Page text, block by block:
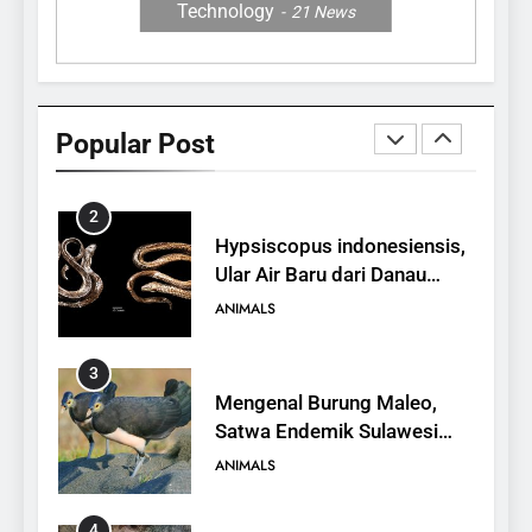
Technology 21 News
Popular Post
1
Antelope, Si Antelop
2
Hypsiscopus indonesiensis,
Ular Air Baru dari Danau
Towuti
ANIMALS
3
Mengenal Burung Maleo,
Satwa Endemik Sulawesi
yang Terancam Punah
ANIMALS